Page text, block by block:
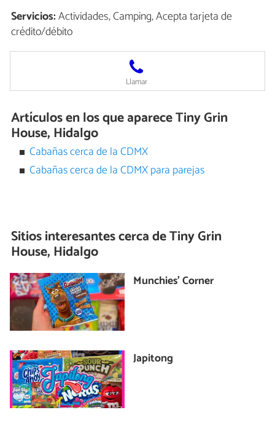
Servicios:Actividades, Camping, Acepta tarjeta de
crédito/débito
Llamar
Artículos en los que aparece Tiny Grin
House, Hidalgo
Cabañas cerca de la CDMX
Cabañas cerca de la CDMX para parejas
Sitios interesantes cerca deTiny Grin
House, Hidalgo
Munchies’ Corner
Japitong